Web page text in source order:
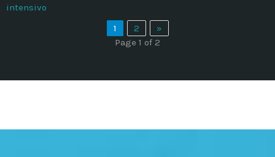
intensivo
1
2
»
Page 1 of 2